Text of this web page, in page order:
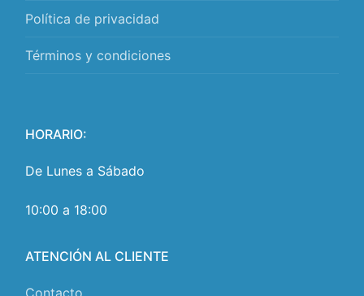
Política de privacidad
Términos y condiciones
HORARIO:
De Lunes a Sábado
10:00 a 18:00
ATENCIÓN AL CLIENTE